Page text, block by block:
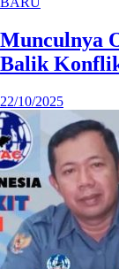
Munculnya
Balik
22/10/2025